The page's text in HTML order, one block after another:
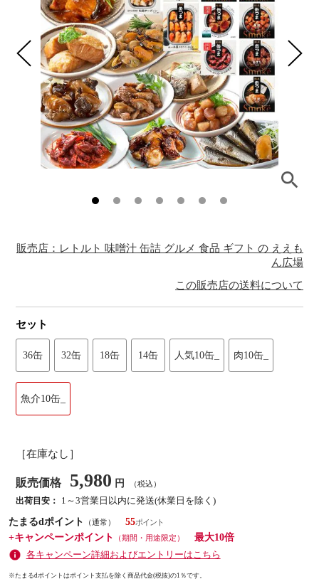
販売店：レトルト 味噌汁 缶詰 グルメ 食品 ギフト の ええも
ん広場
この販売店の送料について
セット
36缶 32缶 18缶 14缶 人気10缶_ 肉10缶_
魚介10缶_
［在庫なし］
販売価格 5,980 円 （税込）
出荷目安：
1～3営業日以内に発送(休業日を除く)
たまるdポイント
（通常）
55
+キャンペーンポイント
（期間・用途限定）
最大10倍
各キャンペーン詳細およびエントリーはこちら
※たまるdポイントはポイント支払を除く商品代金(税抜)の1％です。